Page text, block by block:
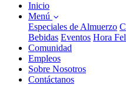
Inicio
Menú
Especiales de Almuerzo
Bebidas Eventos Hora
Comunidad
Empleos
Sobre Nosotros
Contáctanos